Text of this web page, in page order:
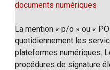
documents numériques
La mention « p/o » ou «
quotidiennement les
plateformes numériques.
procédures de signature